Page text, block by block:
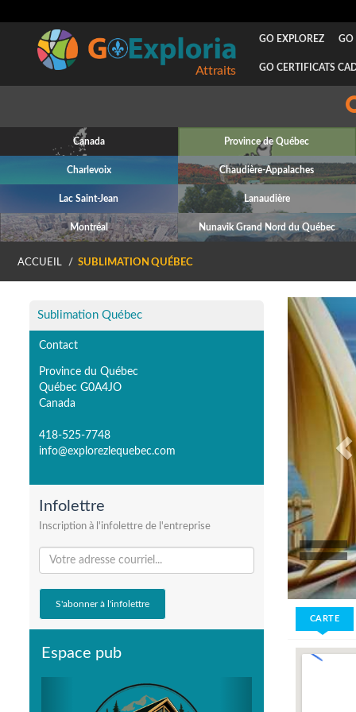
Attraits
GO EXPLOREZ GO
GO CERTIFICATS
Canada Province de Québec
Charlevoix Chaudière-Appalaches
Lac Saint-Jean Lanaudière
Montréal Nunavik Grand Nord du Québec
ACCUEIL SUBLIMATION QUÉBEC
Sublimation Québec
Contact
Province du Québec
Québec G0A4JO
Canada
418-525-7748
info@explorezlequebec.com
Infolettre
Inscription à l'infolettre de l'entreprise
Espace pub
CARTE